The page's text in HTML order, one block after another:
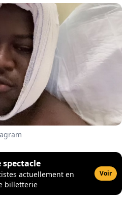
spectacle
actuellement en
billetterie
Voir